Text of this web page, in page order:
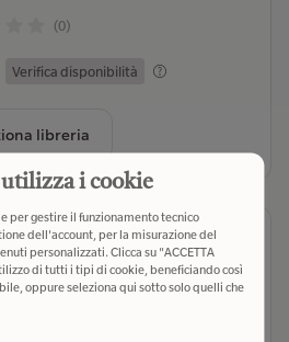
(0)
Verifica disponibilità
libreria
I greci e i loro miti
epica di Omero
Robin- Autore
utilizza i cookie
per gestire il funzionamento tecnico
dell'account, per la misurazione del
personalizzati. Clicca su "ACCETTA
di tutti i tipi di cookie, beneficiando così
oppure seleziona qui sotto solo quelli che